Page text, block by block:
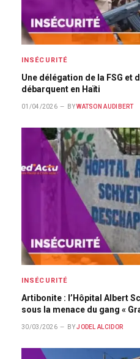
INSÉCURITÉ
Une délégation de la FSG et
débarquent en Haïti
01/04/2026 BY WATSON AUDIBERT
INSÉCURITÉ
Artibonite : l’Hôpital Albert
sous la menace du gang «
30/03/2026 BY JODEL ALCIDOR